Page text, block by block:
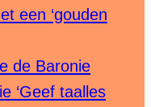
een ‘gouden
de Baronie
‘Geef taalles